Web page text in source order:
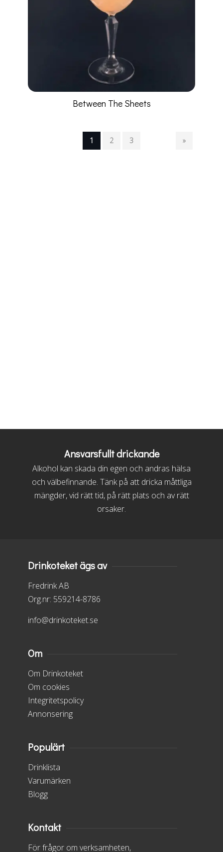
Between The Sheets
1 2 3 »
Ansvarsfullt drickande
Alkohol kan skada din egen och andras hälsa
och välbefinnande. Tänk på att dricka måttliga
mängder, vid rätt tid, på rätt plats och av rätt
orsaker.
Drinkoteket ägs av
Fredrink AB
Org.nr: 559214-8786
info@drinkoteket.se
Om
Om Drinkoteket
Om cookies
Integritetspolicy
Annonsering
Populärt
Drinklista
Varumärken
Blogg
Kontakt
För frågor om verksamheten,